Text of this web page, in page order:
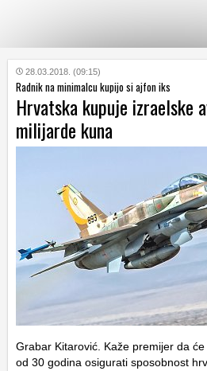
KATEGORIJE
HRVATSKI
WEB
28.03.2018. (09:15)
Radnik na minimalcu kupijo si ajfon iks
Hrvatska kupuje izraelske
milijarde kuna
Grabar Kitarović. Kaže premijer da
od 30 godina osigurati sposobnost